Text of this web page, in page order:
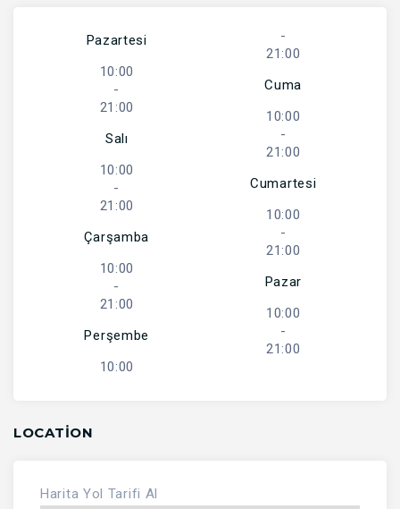
Pazartesi
10:00
-
21:00
Salı
10:00
-
21:00
Çarşamba
10:00
-
21:00
Perşembe
10:00
-
21:00
Cuma
10:00
-
21:00
Cumartesi
10:00
-
21:00
Pazar
10:00
-
21:00
LOCATION
Harita Yol Tarifi Al